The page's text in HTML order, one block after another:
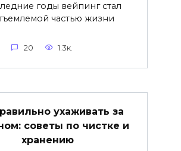
годы вейпинг стал
частью жизни
20 1.3к.
ухаживать за
советы по чистке и
хранению